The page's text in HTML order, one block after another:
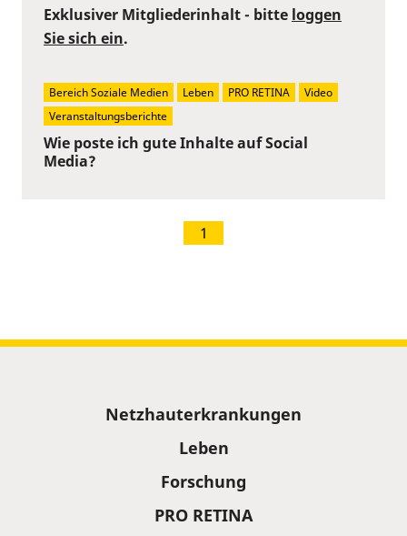
Wie poste ich gute Inhalte auf Social
Media?
Exklusiver Mitgliederinhalt - bitte loggen
Sie sich ein.
Bereich Soziale Medien Leben PRO RETINA
Video
Veranstaltungsberichte
1
Netzhauterkrankungen
Leben
Forschung
PRO RETINA